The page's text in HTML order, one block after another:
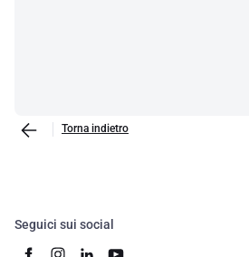
Torna indietro
Seguici sui social